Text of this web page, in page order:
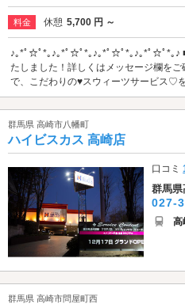
料金 休憩 5,700 円 ～
♪｡*ﾟ☆ﾟ*｡♪｡*ﾟ☆ﾟ*｡♪｡*ﾟ☆ﾟ*｡♪｡*ﾟ☆ﾟ*｡♪
たしました！詳しくはメッセージ欄を
で、こだわりの♥スウィーツサービス♡
群馬県 高崎市八幡町
ハイビスカス 高崎店
口コミ
群馬県
027-
高
群馬県 高崎市問屋町西